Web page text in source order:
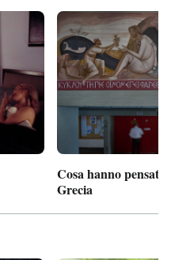
Cosa hanno pensato
Grecia